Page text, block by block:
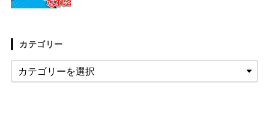
カテゴリー